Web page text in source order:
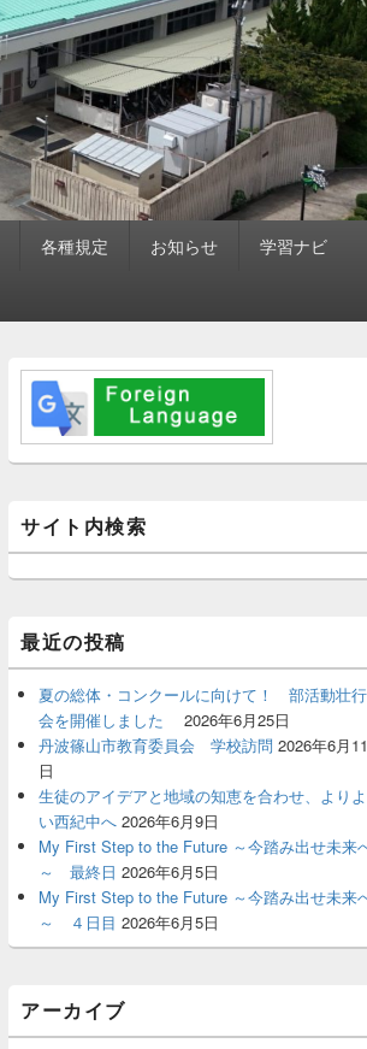
各種規定 お知らせ 学習ナビ
メ
ー
ィ
ジ
ト
エ
リ
サイト内検索
最近の投稿
夏の総体・コンクールに向けて！ 部活動壮行
会を開催しました
2026年6月25日
丹波篠山市教育委員会 学校訪問 2026年6月11
日
生徒のアイデアと地域の知恵を合わせ、よりよ
い西紀中へ 2026年6月9日
My First Step to the Future ～今踏み出せ未来
～ 最終日 2026年6月5日
My First Step to the Future ～今踏み出せ未来
～ ４日目 2026年6月5日
アーカイブ